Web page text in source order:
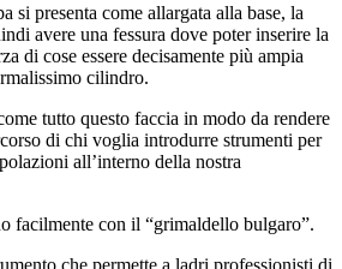
si presenta come allargata alla base, la
avere una fessura dove poter inserire la
di cose essere decisamente più ampia
cilindro.
tutto questo faccia in modo da rendere
di chi voglia introdurre strumenti per
all’interno della nostra
facilmente con il “grimaldello bulgaro”.
che permette a ladri professionisti di